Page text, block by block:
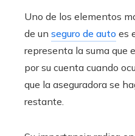
Uno de los elementos
de un seguro de auto es
representa la suma que
por su cuenta cuando
que la aseguradora se
restante.